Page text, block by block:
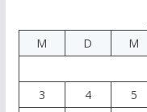
e
s
M
D M
3
4 5